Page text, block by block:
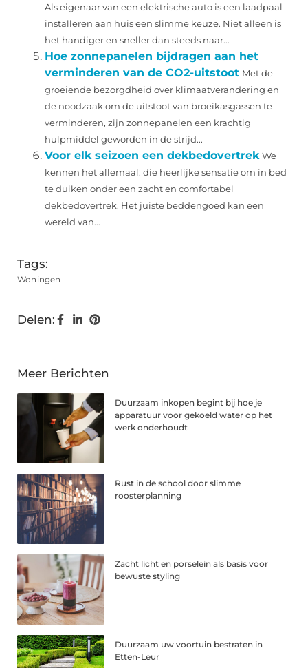
Als eigenaar van een elektrische auto is een laadpaal
installeren aan huis een slimme keuze. Niet alleen is
het handiger en sneller dan steeds naar...
Hoe zonnepanelen bijdragen aan het
verminderen van de CO2-uitstoot Met de
groeiende bezorgdheid over klimaatverandering en
de noodzaak om de uitstoot van broeikasgassen te
verminderen, zijn zonnepanelen een krachtig
hulpmiddel geworden in de strijd...
Voor elk seizoen een dekbedovertrek We
kennen het allemaal: die heerlijke sensatie om in bed
te duiken onder een zacht en comfortabel
dekbedovertrek. Het juiste beddengoed kan een
wereld van...
Tags:
Woningen
Delen:
Meer Berichten
Duurzaam inkopen begint bij hoe je
apparatuur voor gekoeld water op het
werk onderhoudt
Rust in de school door slimme
roosterplanning
Zacht licht en porselein als basis voor
bewuste styling
Duurzaam uw voortuin bestraten in
Etten-Leur